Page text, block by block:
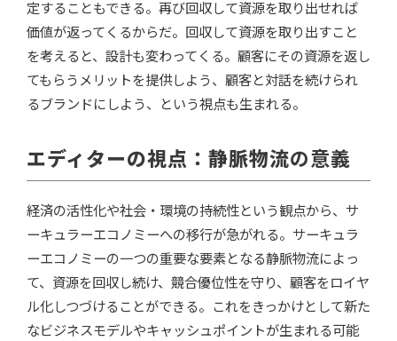
定することもできる。再び回収して資源を取り出せれば
価値が返ってくるからだ。回収して資源を取り出すこと
を考えると、設計も変わってくる。顧客にその資源を返し
てもらうメリットを提供しよう、顧客と対話を続けられ
るブランドにしよう、という視点も生まれる。
エディターの視点：静脈物流の意義
経済の活性化や社会・環境の持続性という観点から、サ
ーキュラーエコノミーへの移行が急がれる。サーキュラ
ーエコノミーの一つの重要な要素となる静脈物流によっ
て、資源を回収し続け、競合優位性を守り、顧客をロイヤ
ル化しつづけることができる。これをきっかけとして新た
なビジネスモデルやキャッシュポイントが生まれる可能